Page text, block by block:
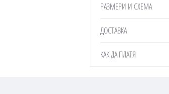
РАЗМЕРИ И СХЕМА
ДОСТАВКА
КАК ДА ПЛАТЯ